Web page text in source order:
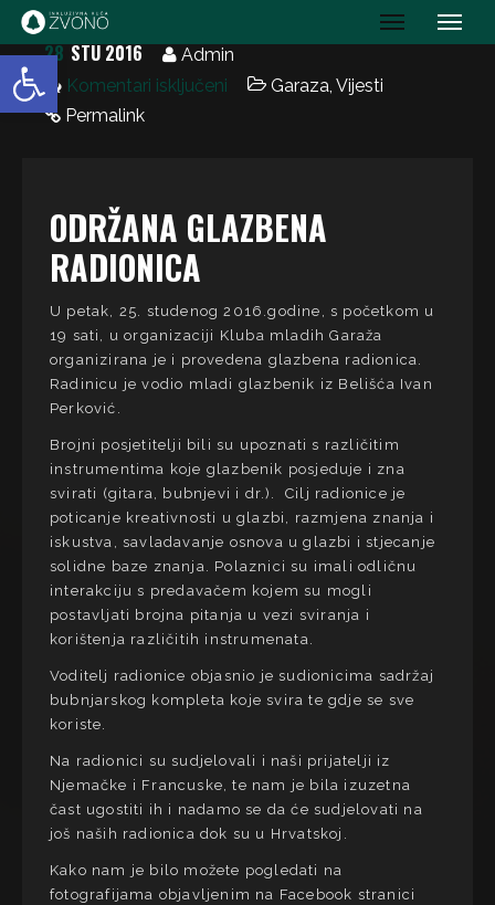
Open toolbar IK Zvono
28 STU 2016
Admin
Komentari isključeni
Garaza, Vijesti
Permalink
ODRŽANA GLAZBENA
RADIONICA
U petak, 25. studenog 2016.godine, s početkom u
19 sati, u organizaciji Kluba mladih Garaža
organizirana je i provedena glazbena radionica.
Radinicu je vodio mladi glazbenik iz Belišća Ivan
Perković.
Brojni posjetitelji bili su upoznati s različitim
instrumentima koje glazbenik posjeduje i zna
svirati (gitara, bubnjevi i dr.). Cilj radionice je
poticanje kreativnosti u glazbi, razmjena znanja i
iskustva, savladavanje osnova u glazbi i stjecanje
solidne baze znanja. Polaznici su imali odličnu
interakciju s predavačem kojem su mogli
postavljati brojna pitanja u vezi sviranja i
korištenja različitih instrumenata.
Voditelj radionice objasnio je sudionicima sadržaj
bubnjarskog kompleta koje svira te gdje se sve
koriste.
Na radionici su sudjelovali i naši prijatelji iz
Njemačke i Francuske, te nam je bila izuzetna
čast ugostiti ih i nadamo se da će sudjelovati na
još naših radionica dok su u Hrvatskoj.
Kako nam je bilo možete pogledati na
fotografijama objavljenim na Facebook stranici